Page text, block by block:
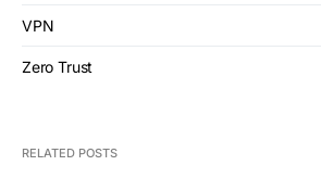
VPN
Zero Trust
RELATED POSTS